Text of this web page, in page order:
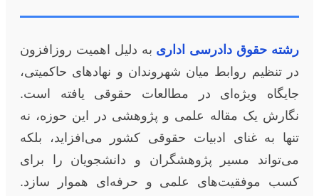
رشته حقوق دادرسی اداری به دلیل اهمیت روزافزون
در تنظیم روابط میان شهروندان و نهادهای حاکمیتی،
جایگاه ویژه‌ای در مطالعات حقوقی یافته است.
نگارش یک مقاله علمی و پژوهشی در این حوزه، نه
تنها به غنای ادبیات حقوقی کشور می‌افزاید، بلکه
می‌تواند مسیر پژوهشگران و دانشجویان را برای
کسب موفقیت‌های علمی و حرفه‌ای هموار سازد.